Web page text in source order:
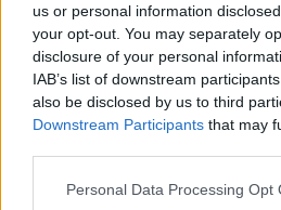
us or personal information
your opt-out. You may separately
disclosure of your personal
IAB’s list of downstream
also be disclosed by us to third
Downstream Participants that may
Please note that this website/app
Personal Data Processing Opt
ricevuto i saluti della stagione da
La campagna di motoseghe e la politica
dell’Argentina
Il Primo Ministro ha condiviso il suo
argentino recentemente eletto, Javier
suoi migliori auguri suggerendo solo la